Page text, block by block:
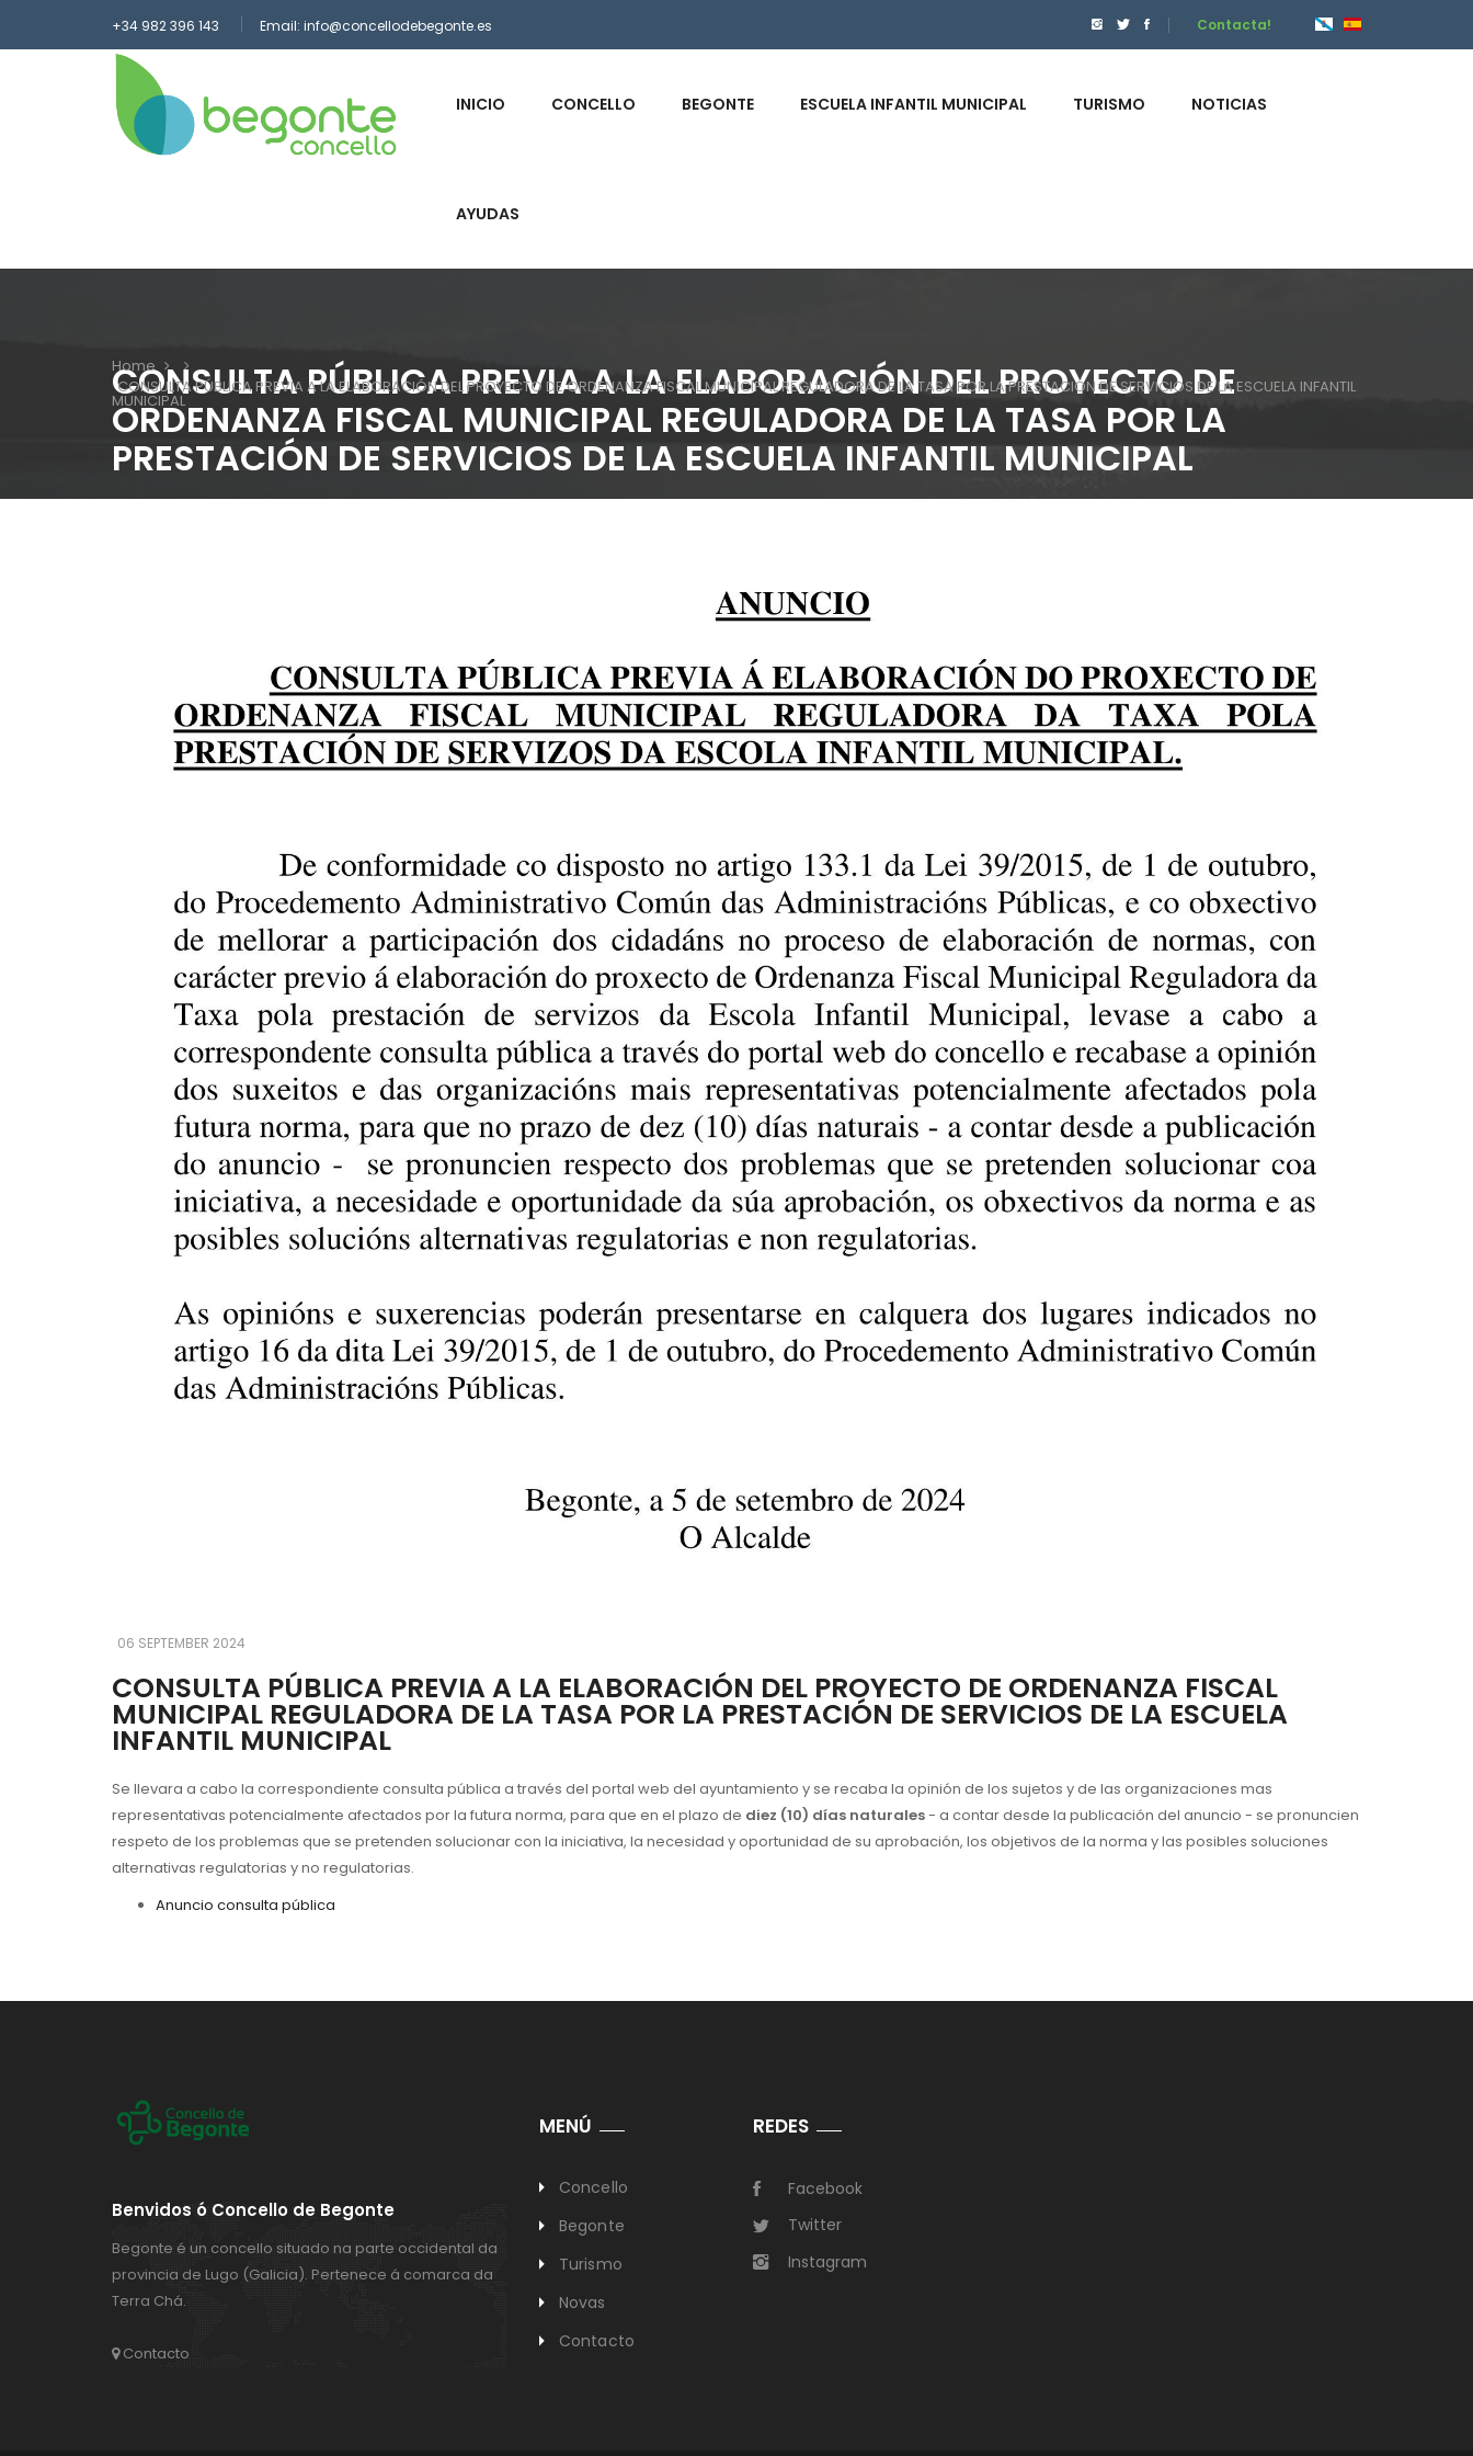
+34 982 396 143 Email: info@concellodebegonte.es Contacta!
INICIO CONCELLO BEGONTE ESCUELA INFANTIL MUNICIPAL TURISMO NOTICIAS
AYUDAS
Breadcrumb
Home
CONSULTA PÚBLICA PREVIA A LA ELABORACIÓN DEL PROYECTO DE ORDENANZA FISCAL MUNICIPAL REGULADORA DE LA TASA POR LA PRESTACIÓN DE SERVICIOS DE LA ESCUELA INFANTIL
MUNICIPAL
CONSULTA PÚBLICA PREVIA A LA ELABORACIÓN DEL PROYECTO DE
ORDENANZA FISCAL MUNICIPAL REGULADORA DE LA TASA POR LA
PRESTACIÓN DE SERVICIOS DE LA ESCUELA INFANTIL MUNICIPAL
06 SEPTEMBER 2024
CONSULTA PÚBLICA PREVIA A LA ELABORACIÓN DEL PROYECTO DE ORDENANZA FISCAL
MUNICIPAL REGULADORA DE LA TASA POR LA PRESTACIÓN DE SERVICIOS DE LA ESCUELA
INFANTIL MUNICIPAL
Se llevara a cabo la correspondiente consulta pública a través del portal web del ayuntamiento y se recaba la opinión de los sujetos y de las organizaciones mas
representativas potencialmente afectados por la futura norma, para que en el plazo de diez (10) días naturales- a contar desde la publicación del anuncio - se pronuncien
respeto de los problemas que se pretenden solucionar con la iniciativa, la necesidad y oportunidad de su aprobación, los objetivos de la norma y las posibles soluciones
alternativas regulatorias y no regulatorias.
Anuncio consulta pública
Benvidos ó Concello de Begonte
Begonte é un concello situado na parte occidental da
provincia de Lugo (Galicia). Pertenece á comarca da
Terra Chá.
Contacto
MENÚ
Concello
Begonte
Turismo
Novas
Contacto
REDES
Facebook
Twitter
Instagram